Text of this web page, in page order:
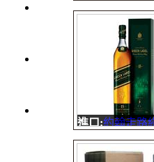
桶
色澤 自然深沉
色。 嗅覺 椰子
蜜、檸檬皮、
木 香氣。 ...
進口:約翰走路
年威士忌
色澤：清澈的